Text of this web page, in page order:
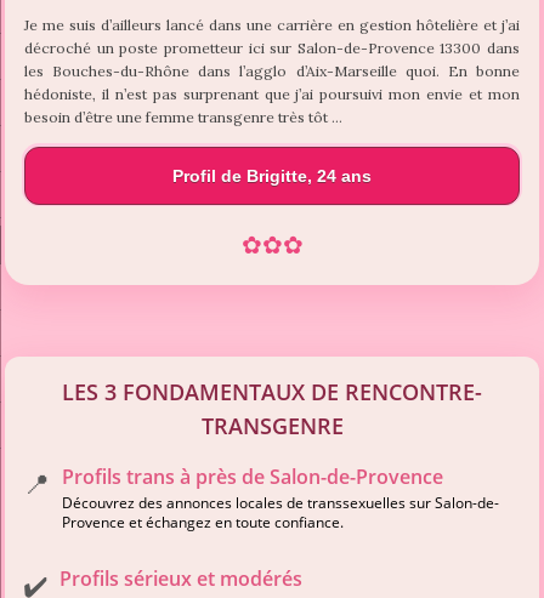
Je me suis d’ailleurs lancé dans une carrière en gestion hôtelière et j’ai
décroché un poste prometteur ici sur Salon-de-Provence 13300 dans
les Bouches-du-Rhône dans l’agglo d’Aix-Marseille quoi. En bonne
hédoniste, il n’est pas surprenant que j’ai poursuivi mon envie et mon
besoin d’être une femme transgenre très tôt …
Profil de Brigitte, 24 ans
✿✿✿
LES 3 FONDAMENTAUX DE RENCONTRE-
TRANSGENRE
📍 Profils trans à près de Salon-de-Provence
Découvrez des annonces locales de transsexuelles sur Salon-de-
Provence et échangez en toute confiance.
✔️ Profils sérieux et modérés